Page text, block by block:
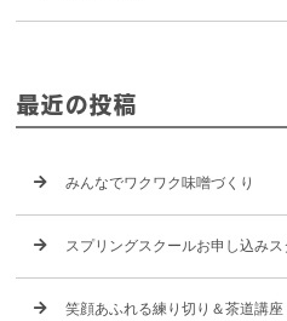
最近の投稿
みんなでワクワク味噌づくり
スプリングスクールお申し込みス
笑顔あふれる練り切り＆茶道講座